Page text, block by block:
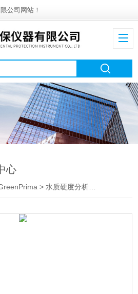
公司网站！
心
>水质硬度分析仪